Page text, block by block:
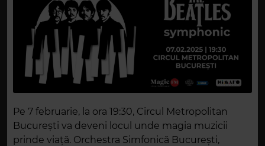
Pe 7 februarie, la ora 19:30, Circul Metropolitan
București va deveni locul unde magia muzicii
prinde viață. Orchestra Simfonică București,